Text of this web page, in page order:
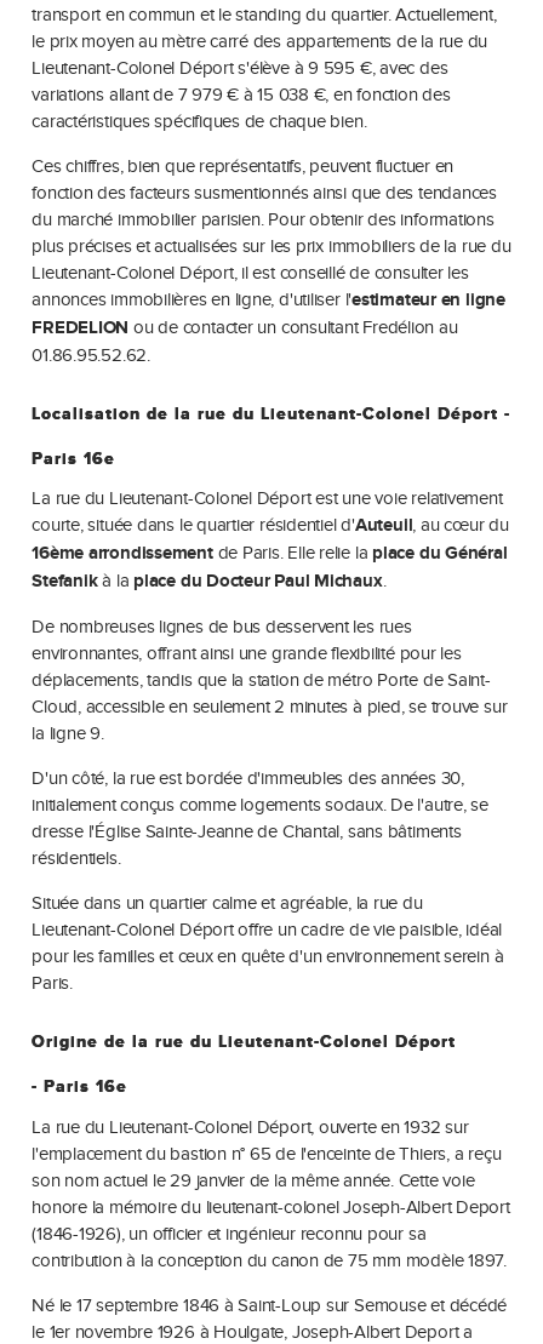
transport en commun et le standing du quartier. Actuellement,
le prix moyen au mètre carré des appartements de la rue du
Lieutenant-Colonel Déport s'élève à 9 595 €, avec des
variations allant de 7 979 € à 15 038 €, en fonction des
caractéristiques spécifiques de chaque bien.
Ces chiffres, bien que représentatifs, peuvent fluctuer en
fonction des facteurs susmentionnés ainsi que des tendances
du marché immobilier parisien. Pour obtenir des informations
plus précises et actualisées sur les prix immobiliers de la rue du
Lieutenant-Colonel Déport, il est conseillé de consulter les
annonces immobilières en ligne, d'utiliser l'estimateur en ligne
FREDELION ou de contacter un consultant Fredélion au
01.86.95.52.62.
Localisation de la rue du Lieutenant-Colonel Déport -
Paris 16e
La rue du Lieutenant-Colonel Déport est une voie relativement
courte, située dans le quartier résidentiel d'Auteuil, au cœur du
16ème arrondissementde Paris. Elle relie la place du Général
Stefanikà la place du Docteur Paul Michaux.
De nombreuses lignes de bus desservent les rues
environnantes, offrant ainsi une grande flexibilité pour les
déplacements, tandis que la station de métro Porte de Saint-
Cloud, accessible en seulement 2 minutes à pied, se trouve sur
la ligne 9.
D'un côté, la rue est bordée d'immeubles des années 30,
initialement conçus comme logements sociaux. De l'autre, se
dresse l'Église Sainte-Jeanne de Chantal, sans bâtiments
résidentiels.
Située dans un quartier calme et agréable, la rue du
Lieutenant-Colonel Déport offre un cadre de vie paisible, idéal
pour les familles et ceux en quête d'un environnement serein à
Paris.
Origine de la rue du Lieutenant-Colonel Déport
- Paris 16e
La rue du Lieutenant-Colonel Déport, ouverte en 1932 sur
l'emplacement du bastion n° 65 de l'enceinte de Thiers, a reçu
son nom actuel le 29 janvier de la même année. Cette voie
honore la mémoire du lieutenant-colonel Joseph-Albert Deport
(1846-1926), un officier et ingénieur reconnu pour sa
contribution à la conception du canon de 75 mm modèle 1897.
Né le 17 septembre 1846 à Saint-Loup sur Semouse et décédé
le 1er novembre 1926 à Houlgate, Joseph-Albert Deport a